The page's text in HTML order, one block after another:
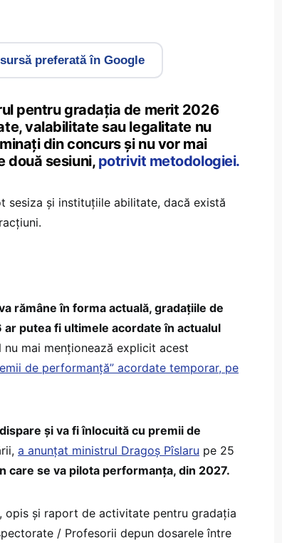
preferată în Google
pentru gradația de merit 2026
valabilitate sau legalitate nu
din concurs și nu vor mai
două sesiuni, potrivit metodologiei.
sesiza și instituțiile abilitate, dacă există
rămâne în forma actuală, gradațiile de
putea fi ultimele acordate în actualul
mai menționează explicit acest
de performanță” acordate temporar, pe
și va fi înlocuită cu premii de
a anunțat ministrul Dragoș Pîslaru pe 25
care se va pilota performanța, din 2027.
, opis și raport de activitate pentru gradația
/ Profesorii depun dosarele între